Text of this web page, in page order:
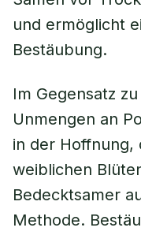
und ermöglicht
Bestäubung.
Im Gegensatz
Unmengen an
in der Hoffnung,
weiblichen
Bedecktsamer
Methode.